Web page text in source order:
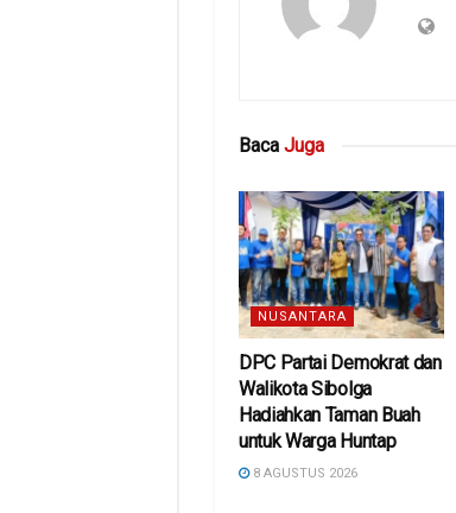
Baca Juga
NUSANTARA
DPC Partai Demokrat dan
Walikota Sibolga
Hadiahkan Taman Buah
untuk Warga Huntap
8 AGUSTUS 2026